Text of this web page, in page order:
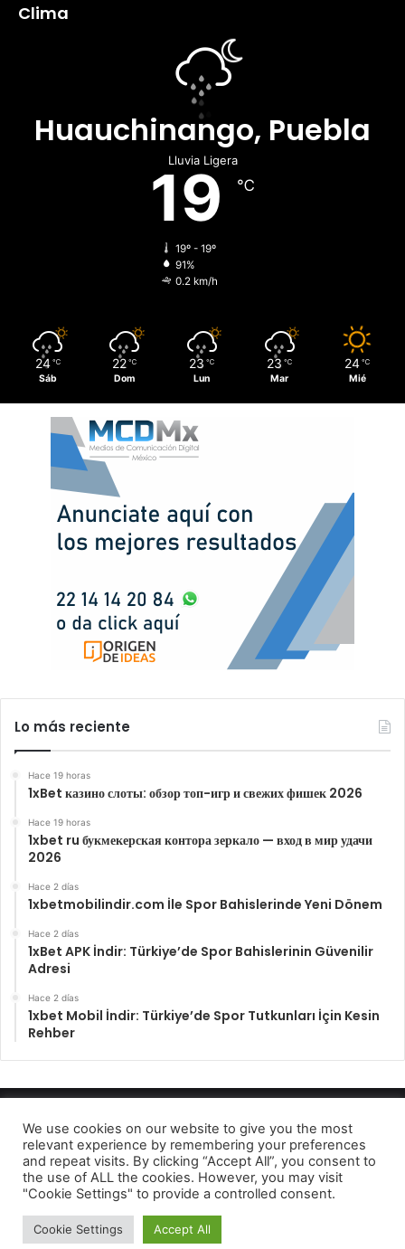
Clima
Huauchinango, Puebla
Lluvia Ligera
19 ℃
19º - 19º
91%
0.2 km/h
24 ℃
Sáb
22 ℃
Dom
23 ℃
Lun
23 ℃
Mar
24 ℃
Mié
Lo más reciente
Hace 19 horas
1xBet казино слоты: обзор топ-игр и свежих фишек 2026
Hace 19 horas
1xbet ru букмекерская контора зеркало — вход в мир удачи
2026
Hace 2 días
1xbetmobilindir.com İle Spor Bahislerinde Yeni Dönem
Hace 2 días
1xBet APK İndir: Türkiye’de Spor Bahislerinin Güvenilir
Adresi
Hace 2 días
1xbet Mobil İndir: Türkiye’de Spor Tutkunları İçin Kesin
Rehber
Enfocando los hechos 2022
Aviso de privcidad
Facebook
TwitterTelegram
We use cookies on our website to give you the most
relevant experience by remembering your preferences
and repeat visits. By clicking “Accept All”, you consent to
the use of ALL the cookies. However, you may visit
"Cookie Settings" to provide a controlled consent.
Cookie Settings Accept All